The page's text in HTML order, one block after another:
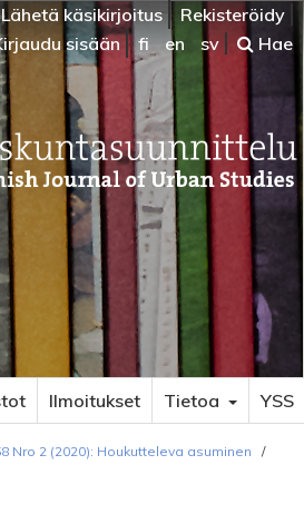
käsikirjoitus
Rekisteröidy
sisään
fi en sv Hae
Ilmoitukset Tietoa YSS
Nro 2 (2020): Houkutteleva asuminen
/